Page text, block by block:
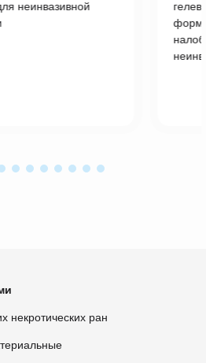
неинвазивной
некротических ран